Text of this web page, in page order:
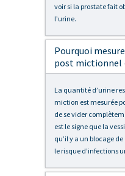
voir si la prostate fait
l’urine.
Pourquoi
post mictionnel
La quantité d’urine
miction est mesurée
de se vider
est le signe que la
qu’il y a un blocage
le risque d’infections